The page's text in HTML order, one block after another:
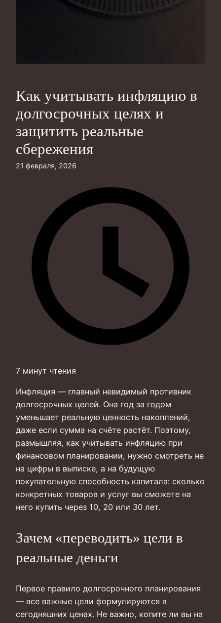
Как учитывать инфляцию в
долгосрочных целях и
защитить реальные
сбережения
21 февраля, 2026
7 минут чтения
Инфляция — главный невидимый противник
долгосрочных целей. Она год за годом
уменьшает реальную ценность накоплений,
даже если сумма на счёте растёт. Поэтому,
размышляя, как учитывать инфляцию при
финансовом планировании, нужно смотреть не
на цифры в выписке, а на будущую
покупательную способность капитала: сколько
конкретных товаров и услуг вы сможете на
него купить через 10, 20 или 30 лет.
Зачем «переводить» цели в
реальные деньги
Первое правило долгосрочного планирования
— все важные цели формулируются в
сегодняшних ценах. Не важно, копите ли вы на